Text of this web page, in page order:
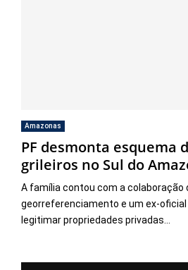
Amazonas
PF desmonta esquema
grileiros no Sul do
A família contou com a colaboração
georreferenciamento e um ex-oficial
legitimar propriedades privadas...